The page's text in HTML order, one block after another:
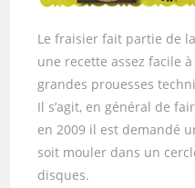
Le fraisier fait partie de
une recette assez facile
grandes prouesses
Il s’agit, en général de
en 2009 il est demandé
soit mouler dans un
disques.